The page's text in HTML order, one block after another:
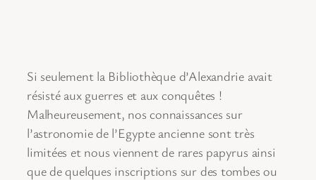
Si seulement la Bibliothèque d’Alexandrie avait
résisté aux guerres et aux conquêtes !
Malheureusement, nos connaissances sur
l’astronomie de l’Egypte ancienne sont très
limitées et nous viennent de rares papyrus ainsi
que de quelques inscriptions sur des tombes ou